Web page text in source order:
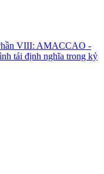
VIII: AMACCAO -
tái định nghĩa trong kỷ